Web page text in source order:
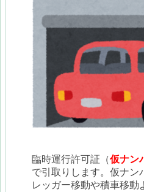
臨時運行許可証（仮ナン
で引取りします。仮ナン
レッガー移動や積車移動